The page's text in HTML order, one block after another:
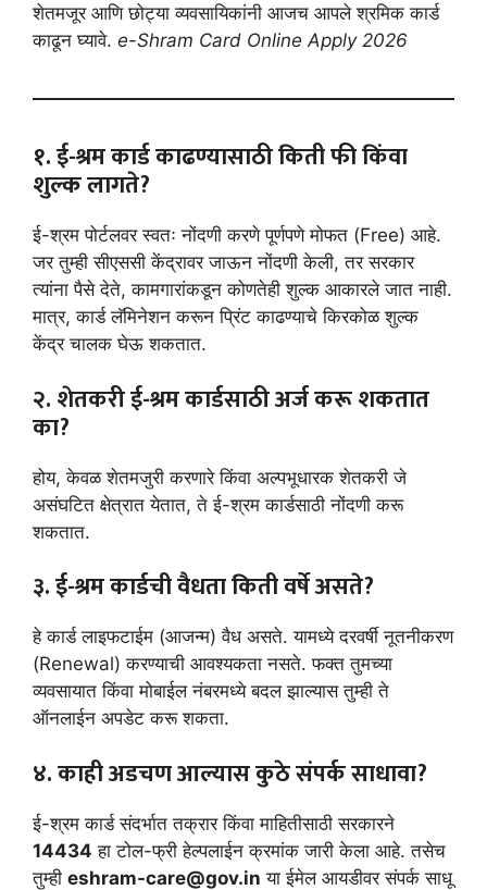
शेतमजूर आणि छोट्या व्यवसायिकांनी आजच आपले श्रमिक कार्ड
काढून घ्यावे. e-Shram Card Online Apply 2026
१. ई-श्रम कार्ड काढण्यासाठी किती फी किंवा
शुल्क लागते?
ई-श्रम पोर्टलवर स्वतः नोंदणी करणे पूर्णपणे मोफत (Free) आहे.
जर तुम्ही सीएससी केंद्रावर जाऊन नोंदणी केली, तर सरकार
त्यांना पैसे देते, कामगारांकडून कोणतेही शुल्क आकारले जात नाही.
मात्र, कार्ड लॅमिनेशन करून प्रिंट काढण्याचे किरकोळ शुल्क
केंद्र चालक घेऊ शकतात.
२. शेतकरी ई-श्रम कार्डसाठी अर्ज करू शकतात
का?
होय, केवळ शेतमजुरी करणारे किंवा अल्पभूधारक शेतकरी जे
असंघटित क्षेत्रात येतात, ते ई-श्रम कार्डसाठी नोंदणी करू
शकतात.
३. ई-श्रम कार्डची वैधता किती वर्षे असते?
हे कार्ड लाइफटाईम (आजन्म) वैध असते. यामध्ये दरवर्षी नूतनीकरण
(Renewal) करण्याची आवश्यकता नसते. फक्त तुमच्या
व्यवसायात किंवा मोबाईल नंबरमध्ये बदल झाल्यास तुम्ही ते
ऑनलाईन अपडेट करू शकता.
४. काही अडचण आल्यास कुठे संपर्क साधावा?
ई-श्रम कार्ड संदर्भात तक्रार किंवा माहितीसाठी सरकारने
14434 हा टोल-फ्री हेल्पलाईन क्रमांक जारी केला आहे. तसेच
तुम्ही eshram-care@gov.in या ईमेल आयडीवर संपर्क साधू